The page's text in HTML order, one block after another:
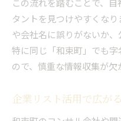
この流れを踏むことで、
タントを見つけやすくな
や会社名に誤りがないか、
特に同じ「和束町」でも
ので、慎重な情報収集が欠
企業リスト活用で広が